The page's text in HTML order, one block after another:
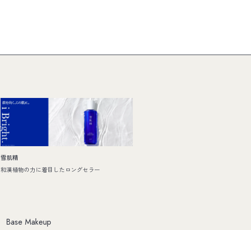
雪肌精
和漢植物の力に着目したロングセラー
Base Makeup